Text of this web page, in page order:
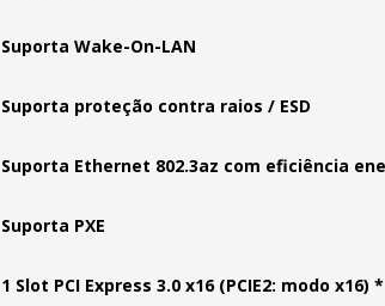
Suporta Wake-On-LAN
Suporta proteção contra raios / ESD
Suporta Ethernet 802.3az com eficiência
Suporta PXE
1 Slot PCI Express 3.0 x16 (PCIE2: modo x16) *